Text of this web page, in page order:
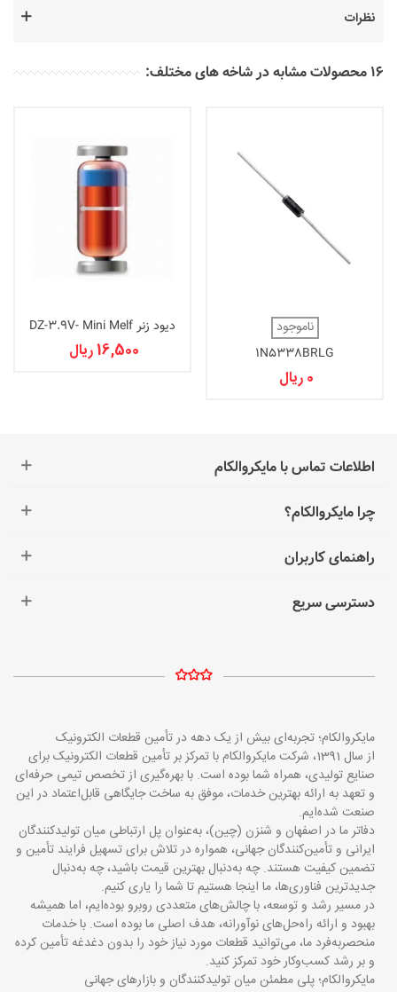
نظرات
16 محصولات مشابه در شاخه های مختلف:
ناموجود
1N5338BRLG
0 ریال
دیود زنر DZ-3.9V- Mini Melf
16,500 ریال
اطلاعات تماس با مایکروالکام
چرا مایکروالکام؟
راهنمای کاربران
دسترسی سریع
مایکروالکام؛ تجربه‌ای بیش از یک دهه در تأمین قطعات الکترونیک
از سال 1391، شرکت مایکروالکام با تمرکز بر تأمین قطعات الکترونیک برای
صنایع تولیدی، همراه شما بوده است. با بهره‌گیری از تخصص تیمی حرفه‌ای
و تعهد به ارائه بهترین خدمات، موفق به ساخت جایگاهی قابل‌اعتماد در این
صنعت شده‌ایم.
دفاتر ما در اصفهان و شنزن (چین)، به‌عنوان پل ارتباطی میان تولیدکنندگان
ایرانی و تأمین‌کنندگان جهانی، همواره در تلاش برای تسهیل فرایند تأمین و
تضمین کیفیت هستند. چه به‌دنبال بهترین قیمت باشید، چه به‌دنبال
جدیدترین فناوری‌ها، ما اینجا هستیم تا شما را یاری کنیم.
در مسیر رشد و توسعه، با چالش‌های متعددی روبرو بوده‌ایم، اما همیشه
بهبود و ارائه راه‌حل‌های نوآورانه، هدف اصلی ما بوده است. با خدمات
منحصربه‌فرد ما، می‌توانید قطعات مورد نیاز خود را بدون دغدغه تأمین کرده
و بر رشد کسب‌وکار خود تمرکز کنید.
مایکروالکام؛ پلی مطمئن میان تولیدکنندگان و بازارهای جهانی